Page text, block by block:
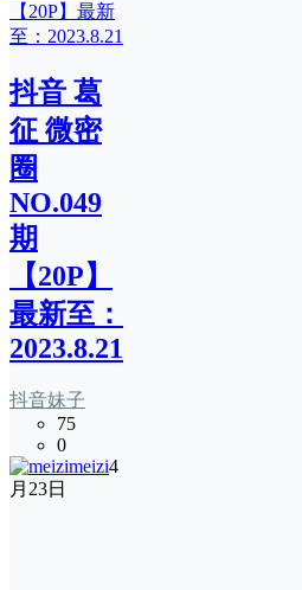
抖音 葛
征 微密
圈
NO.049
期
【20P】
最新至：
2023.8.21
抖音妹子
75
0
meizi4
月23日